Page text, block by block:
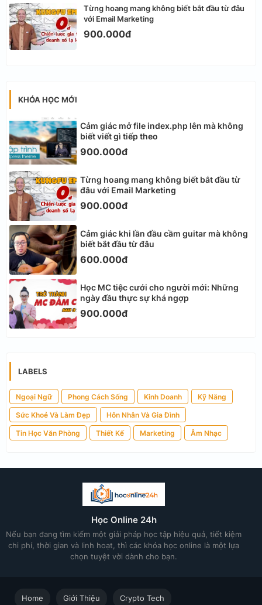
Từng hoang mang không biết bắt đầu từ đâu
với Email Marketing
900.000đ
KHÓA HỌC MỚI
Cảm giác mở file index.php lên mà không
biết viết gì tiếp theo
900.000đ
Từng hoang mang không biết bắt đầu từ
đâu với Email Marketing
900.000đ
Cảm giác khi lần đầu cầm guitar mà không
biết bắt đầu từ đâu
600.000đ
Học MC tiệc cưới cho người mới: Những
ngày đầu thực sự khá ngợp
900.000đ
LABELS
Ngoại Ngữ Phong Cách Sống Kinh Doanh Kỹ Năng
Sức Khoẻ Và Làm Đẹp Hôn Nhân Và Gia Đình
Tin Học Văn Phòng Thiết Kế Marketing Âm Nhạc
Học Online 24h
Nếu bạn đang tìm kiếm một giải pháp học tập hiệu quả, tiết kiệm
chi phí, thời gian và linh hoạt, thì các khóa học online là một lựa
chọn tuyệt vời dành cho bạn.
Home Giới Thiệu Crypto Tech